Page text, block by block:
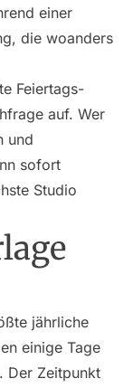
einer
die woanders
Feiertags-
auf. Wer
und
sofort
Studio
jährliche
einige Tage
Der Zeitpunkt